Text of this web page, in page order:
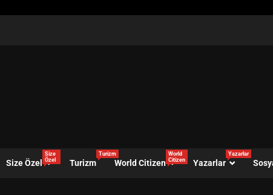
Size Özel
Size
Özel
Turizm
Turizm
World Citizen
World
Citizen
Yazarlar
Yazarlar